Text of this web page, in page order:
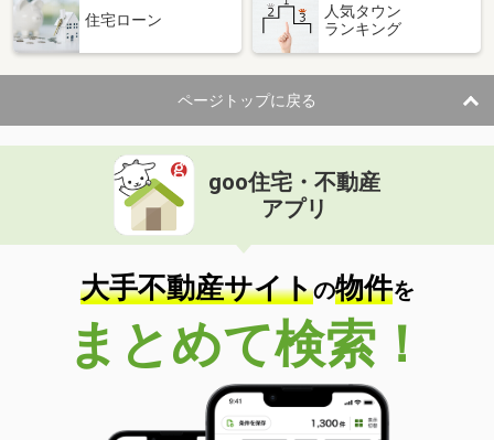
住宅ローン
人気タウン
ランキング
ページトップに戻る
goo住宅・不動産
アプリ
大手不動産サイトの物件を
まとめて検索！